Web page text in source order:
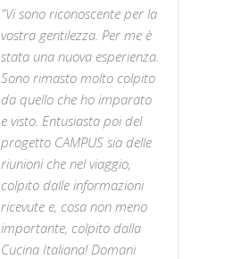
"Vi sono riconoscente per la
vostra gentilezza. Per me è
stata una nuova esperienza.
Sono rimasto molto colpito
da quello che ho imparato
e visto. Entusiasta poi del
progetto CAMPUS sia delle
riunioni che nel viaggio,
colpito dalle informazioni
ricevute e, cosa non meno
importante, colpito dalla
Cucina Italiana! Domani